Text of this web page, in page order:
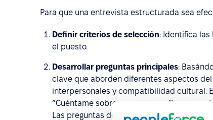
Para que una entrevista estructurada sea
Definir criterios de selección: Identifica
el puesto.
Desarrollar preguntas principales:
clave que aborden diferentes aspectos
interpersonales y compatibilidad cultural.
“Cuéntame sobre una vez que...”) o
Las preguntas deben estar claramente